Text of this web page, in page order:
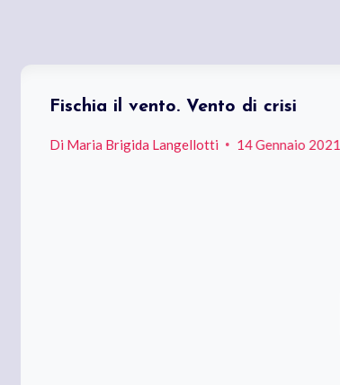
Fischia il vento. Vento di crisi
Di Maria Brigida Langellotti 14 Gennaio 2021